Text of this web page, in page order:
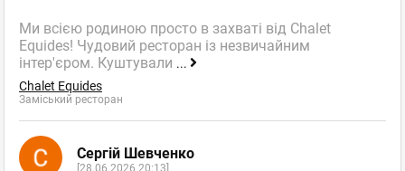
Ми всією родиною просто в захваті від Chalet
Equides! Чудовий ресторан із незвичайним
інтер'єром. Куштували ...
Chalet Equides
Заміський ресторан
Сергій Шевченко
[28.06.2026 20:13]